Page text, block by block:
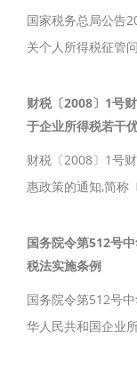
国家税务总局公告
关个人所得税征管
财税〔2008〕1号
于企业所得税若干
财税〔2008〕1号
惠政策的通知,简称
企业所得税优惠政
国务院令第512号
税法实施条例
国务院令第512号
华人民共和国企业